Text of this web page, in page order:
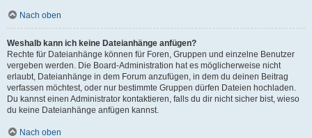
Nach oben
Weshalb kann ich keine Dateianhänge anfügen?
Rechte für Dateianhänge können für Foren, Gruppen und einzelne Benutzer
vergeben werden. Die Board-Administration hat es möglicherweise nicht
erlaubt, Dateianhänge in dem Forum anzufügen, in dem du deinen Beitrag
verfassen möchtest, oder nur bestimmte Gruppen dürfen Dateien hochladen.
Du kannst einen Administrator kontaktieren, falls du dir nicht sicher bist, wieso
du keine Dateianhänge anfügen kannst.
Nach oben